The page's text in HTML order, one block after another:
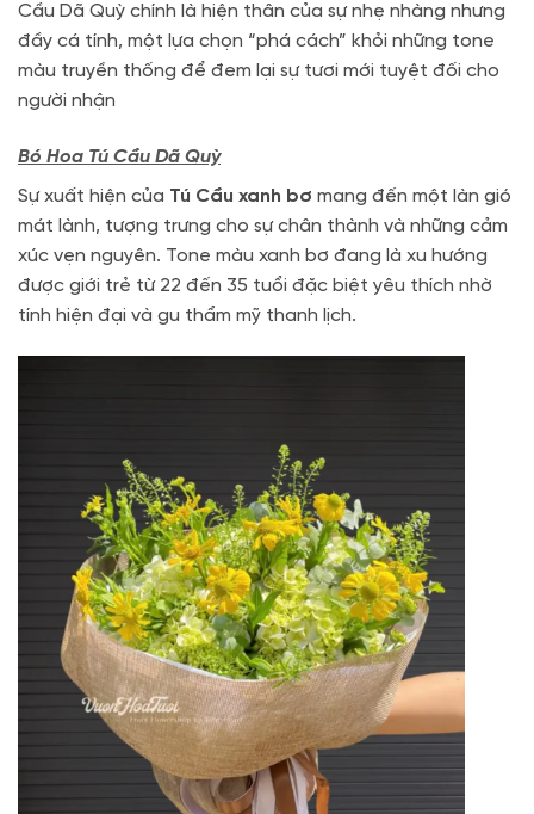
Cầu Dã Quỳ chính là hiện thân của sự nhẹ nhàng nhưng
đầy cá tính, một lựa chọn “phá cách” khỏi những tone
màu truyền thống để đem lại sự tươi mới tuyệt đối cho
người nhận
Bó Hoa Tú Cầu Dã Quỳ
Sự xuất hiện của Tú Cầu xanh bơ mang đến một làn gió
mát lành, tượng trưng cho sự chân thành và những cảm
xúc vẹn nguyên. Tone màu xanh bơ đang là xu hướng
được giới trẻ từ 22 đến 35 tuổi đặc biệt yêu thích nhờ
tính hiện đại và gu thẩm mỹ thanh lịch.